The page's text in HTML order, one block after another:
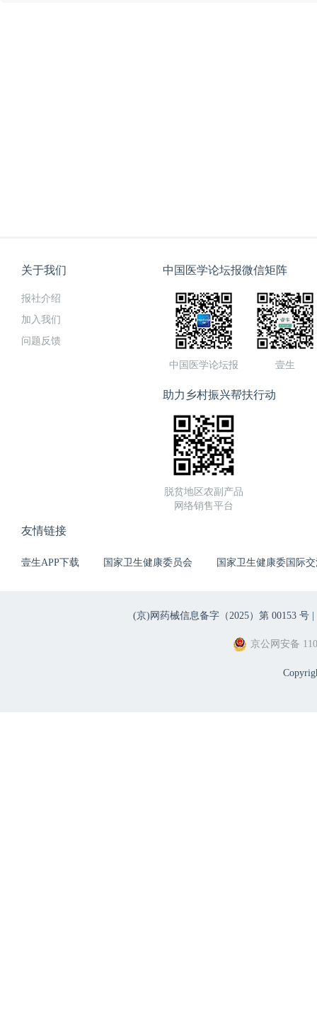
关于我们
报社介绍
加入我们
问题反馈
中国医学论坛报微信矩阵
中国医学论坛报 壹生
助力乡村振兴帮扶行动
脱贫地区农副产品
网络销售平台
友情链接
壹生APP下载 国家卫生健康委员会 国家卫生健康委国际
(京)网药械信息备字（2025）第 00153 号 |
京公网安备